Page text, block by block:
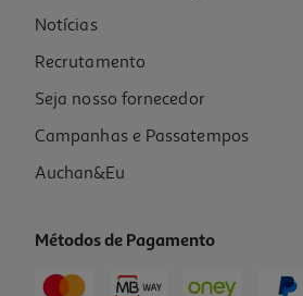
15.99 €/un
15,99 €
Notícias
Recrutamento
Seja nosso fornecedor
Campanhas e Passatempos
Auchan&Eu
Métodos de Pagamento